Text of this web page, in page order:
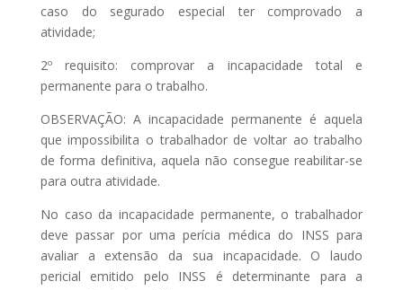
caso do segurado especial ter comprovado a
atividade;
2º requisito: comprovar a incapacidade total e
permanente para o trabalho.
OBSERVAÇÃO: A incapacidade permanente é aquela
que impossibilita o trabalhador de voltar ao trabalho
de forma definitiva, aquela não consegue reabilitar-se
para outra atividade.
No caso da incapacidade permanente, o trabalhador
deve passar por uma perícia médica do INSS para
avaliar a extensão da sua incapacidade. O laudo
pericial emitido pelo INSS é determinante para a